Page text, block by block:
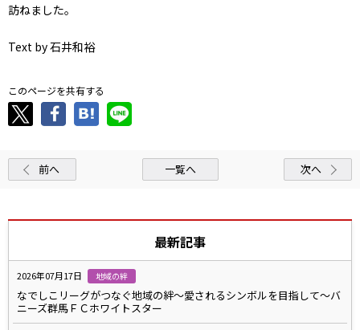
訪ねました。
Text by 石井和裕
このページを共有する
前へ 一覧へ 次へ
最新記事
2026年07月17日 地域の絆
なでしこリーグがつなぐ地域の絆～愛されるシンボルを目指して～バ
ニーズ群馬ＦＣホワイトスター